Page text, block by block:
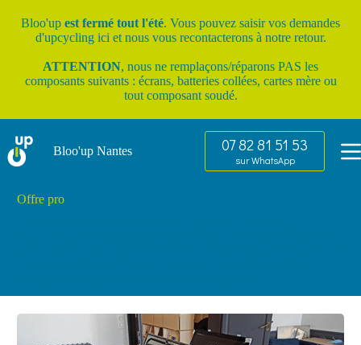
contenu
Bloo'up est fermé tout l'été. Vous pouvez saisir vos demandes
d'upcycling ici et nous vous recontacterons à notre retour.
ATTENTION, nous ne remplaçons/réparons PAS les
composants suivants : écrans, batteries collées, cartes mère ou
tout composant soudé.
Bloo'up Nantes 07 82 81 51 53
sur WhatsApp
Offre pro